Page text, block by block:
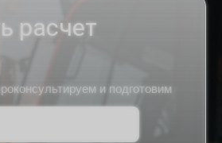
расчет
и подготовим